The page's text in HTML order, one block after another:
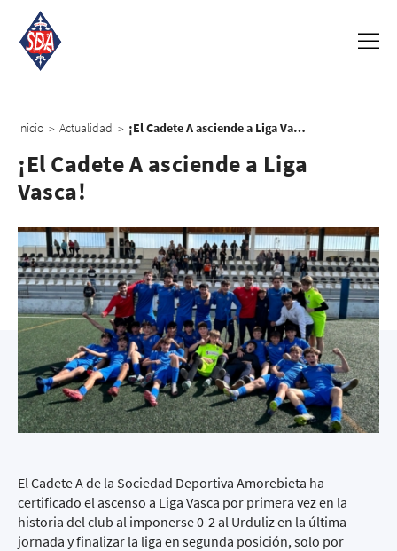
Inicio > Actualidad > ¡El Cadete A asciende a Liga Vasca!
¡El Cadete A asciende a Liga
Vasca!
El Cadete A de la Sociedad Deportiva Amorebieta ha
certificado el ascenso a Liga Vasca por primera vez en la
historia del club al imponerse 0-2 al Urduliz en la última
jornada y finalizar la liga en segunda posición, solo por